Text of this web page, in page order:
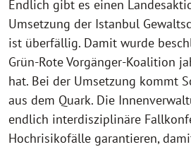
Endlich gibt es einen
Umsetzung der Istanbul
ist überfällig. Damit wurde
Grün-Rote Vorgänger-Koalition
hat. Bei der Umsetzung kommt
aus dem Quark. Die
endlich interdisziplinäre
Hochrisikofälle garantieren,